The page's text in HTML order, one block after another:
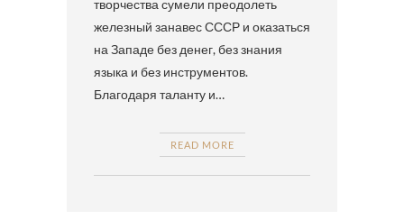
творчества сумели преодолеть
железный занавес СССР и оказаться
на Западе без денег, без знания
языка и без инструментов.
Благодаря таланту и…
READ MORE